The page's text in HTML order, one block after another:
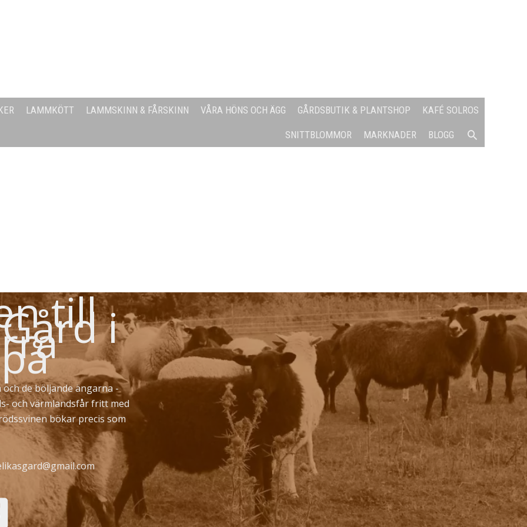
LAMMKÖTT LAMMSKINN & FÅRSKINN VÅRA HÖNS OCH ÄGG GÅRDSBUTIK & PLANTSHOP KAFÉ SOLROS
SNITTBLOMMOR MARKNADER BLOGG SÖK
till i
de böljande ängarna -
och värmlandsfår fritt med
bökar precis som